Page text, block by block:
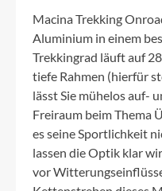
Macina Trekking
Aluminium in einem
Trekkingrad läuft auf
tiefe Rahmen (hierfür
lässt Sie mühelos auf-
Freiraum beim Thema
es seine Sportlichkeit
lassen die Optik klar
vor